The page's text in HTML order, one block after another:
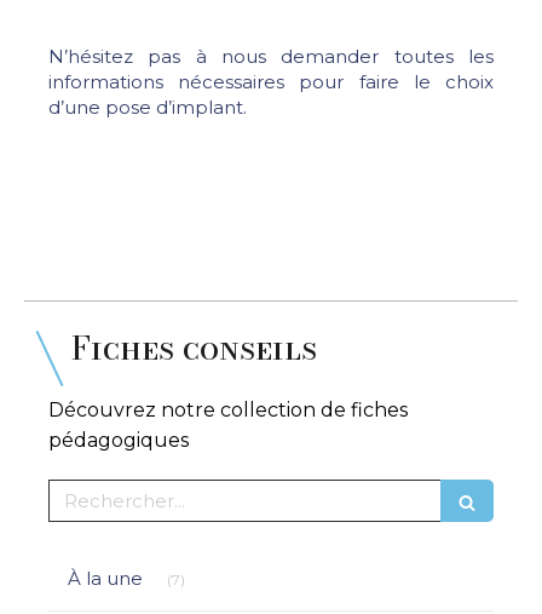
N’hésitez pas à nous demander toutes les
informations nécessaires pour faire le choix
d’une pose d’implant.
Fiches conseils
Découvrez notre collection de fiches
pédagogiques
Rechercher
À la une (7)